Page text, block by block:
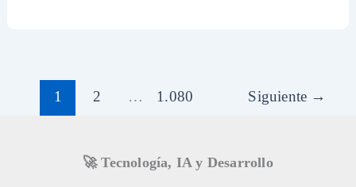
1 2 … 1.080 Siguiente →
🚀 Tecnología, IA y Desarrollo